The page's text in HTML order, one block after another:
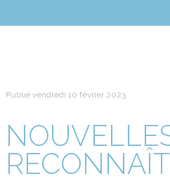
Publié vendredi 10 février 2023